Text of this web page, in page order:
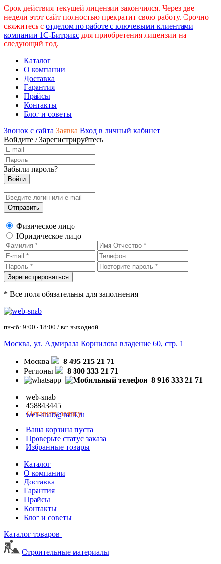
Срок действия текущей лицензии закончился. Через две
недели этот сайт полностью прекратит свою работу. Срочно
свяжитесь с отделом по работе с ключевыми клиентами
компании 1С-Битрикс для приобретения лицензии на
следующий год.
Каталог
О компании
Доставка
Гарантия
Прайсы
Контакты
Блог и советы
Звонок с сайта Заявка Вход в личный кабинет
Войдите /Зарегистрируйтесь
Забыли пароль?
Физическое лицо
Юридическое лицо
* Все поля обязательны для заполнения
пн-сб: 9:00 - 18:00 / вс: выходной
Москва, ул. Адмирала Корнилова владение 60, стр. 1
Москва
8 495 215 21 71
Регионы
8 800 333 21 71
8 916 333 21 71
web-snab
458843445
web-snab@mail.ru
Оставить заявку
Ваша корзина пуста
Проверьте статус заказа
Избранные товары
Каталог
О компании
Доставка
Гарантия
Прайсы
Контакты
Блог и советы
Каталог товаров
Строительные материалы